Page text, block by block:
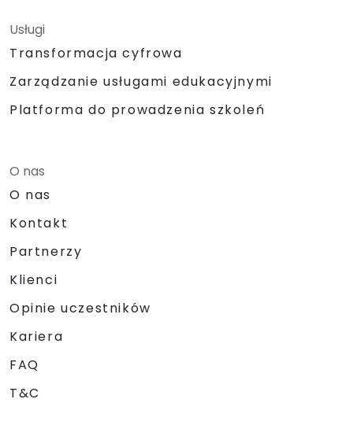
Usługi
Transformacja cyfrowa
Zarządzanie usługami edukacyjnymi
Platforma do prowadzenia szkoleń
O nas
O nas
Kontakt
Partnerzy
Klienci
Opinie uczestników
Kariera
FAQ
T&C